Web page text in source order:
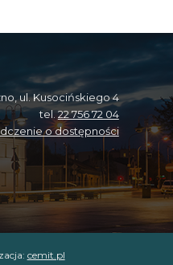
ul. Kusocińskiego 4
tel.22 756 72 04
o dostępności
cemit.pl